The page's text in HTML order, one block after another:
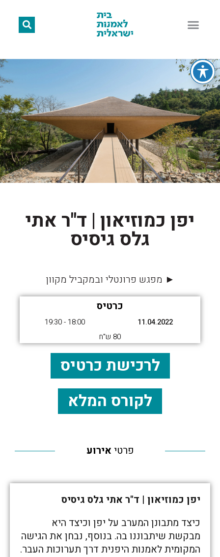
יפן כמוזיאון | ד"ר אתי
גלס גיסיס
► מפגש פרונטלי ובמקביל מקוון
כרטיס
11.04.2022
18:00 - 19:30
80 ש"ח
לרכישת כרטיס
לקורס המלא
פרטי אירוע
יפן כמוזיאון | ד"ר אתי גלס גיסיס
כיצד מתבונן המערב על יפן וכיצד היא
מבקשת שיתבוננו בה. בנוסף, נבחן את הגישה
המקומית לאמנות היפנית דרך תערוכות העבר.